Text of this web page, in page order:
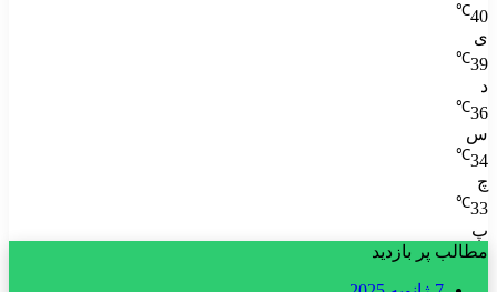
40
℃
ی
39
℃
د
36
℃
س
34
℃
چ
33
℃
پ
مطالب پر بازدید